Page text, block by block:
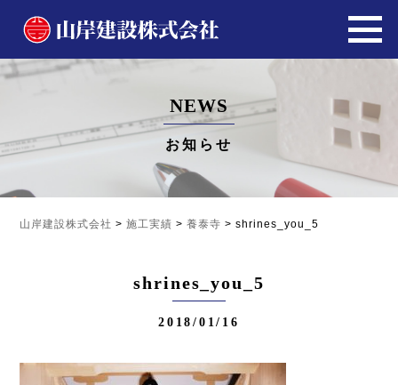
NEWS
お知らせ
山岸建設株式会社 >施工実績 >養泰寺 >shrines_you_5
shrines_you_5
2018/01/16